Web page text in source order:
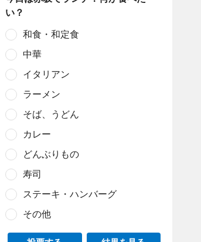
い？
和食・和定食
中華
イタリアン
ラーメン
そば、うどん
カレー
どんぶりもの
寿司
ステーキ・ハンバーグ
その他